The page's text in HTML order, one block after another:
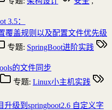
3.5：
覆盖规则以及配置文件优先级
专题: SpringBoot进阶实践
的文件同步
专题: Linux小主机实践
升级到springboot2.6 自定义字